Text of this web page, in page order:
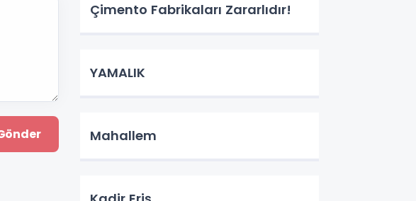
Çimento Fabrikaları Zararlıdır!
YAMALIK
Mahallem